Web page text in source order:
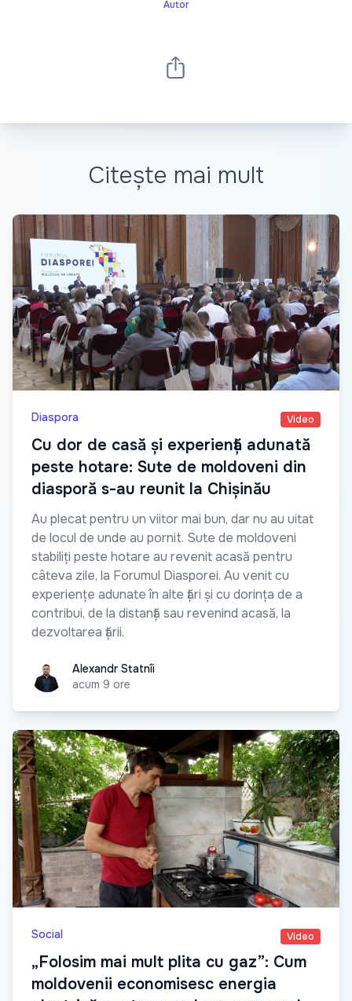
Autor
Citește mai mult
Diaspora Video
Cu dor de casă și experiență adunată
peste hotare: Sute de moldoveni din
diasporă s-au reunit la Chișinău
Au plecat pentru un viitor mai bun, dar nu au uitat
de locul de unde au pornit. Sute de moldoveni
stabiliți peste hotare au revenit acasă pentru
câteva zile, la Forumul Diasporei. Au venit cu
experiențe adunate în alte țări și cu dorința de a
contribui, de la distanță sau revenind acasă, la
dezvoltarea țării.
Alexandr Statnîi
Alexandr Statnîi
acum 9 ore
Social Video
„Folosim mai mult plita cu gaz”: Cum
moldovenii economisesc energia